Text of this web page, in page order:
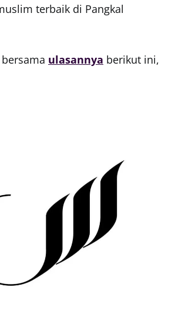
terbaik di Pangkal
ulasannya berikut ini,